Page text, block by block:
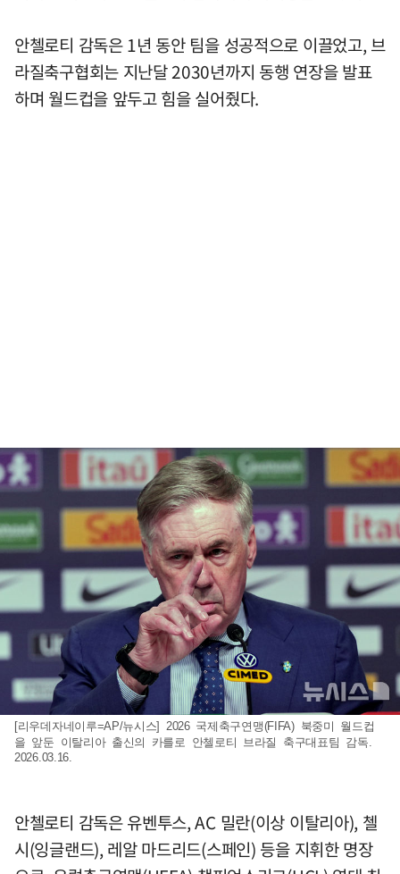
안첼로티 감독은 1년 동안 팀을 성공적으로 이끌었고, 브
라질축구협회는 지난달 2030년까지 동행 연장을 발표
하며 월드컵을 앞두고 힘을 실어줬다.
[리우데자네이루=AP/뉴시스] 2026 국제축구연맹(FIFA) 북중미 월드컵
을 앞둔 이탈리아 출신의 카를로 안첼로티 브라질 축구대표팀 감독.
2026.03.16.
안첼로티 감독은 유벤투스, AC 밀란(이상 이탈리아), 첼
시(잉글랜드), 레알 마드리드(스페인) 등을 지휘한 명장